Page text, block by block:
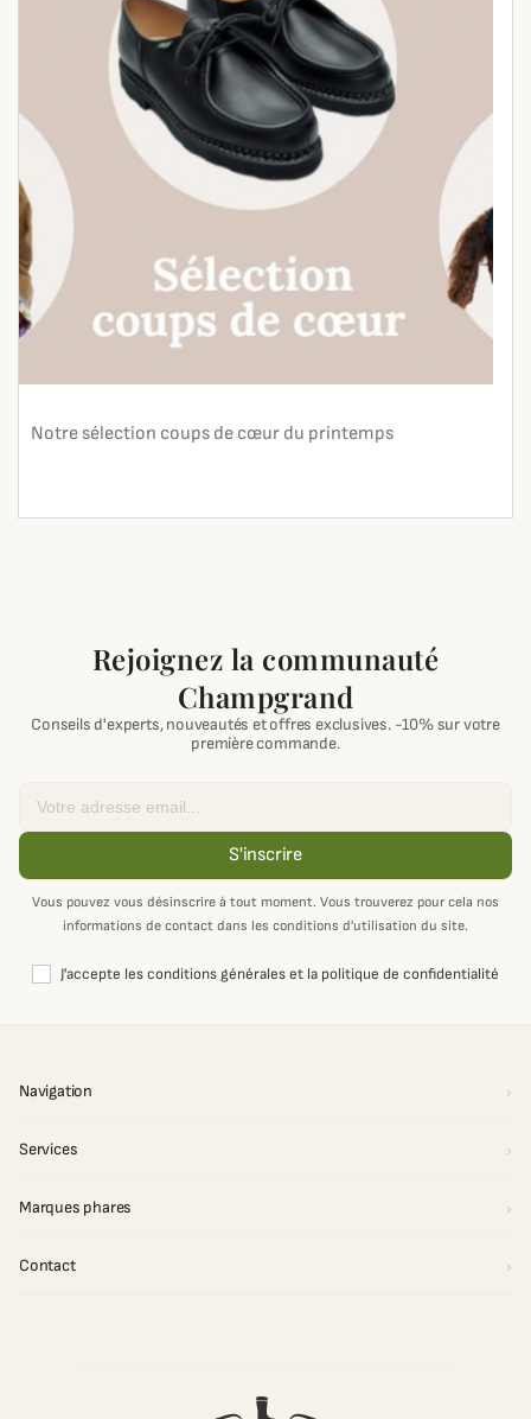
Notre sélection coups de cœur du printemps
Rejoignez la communauté
Champgrand
Conseils d'experts, nouveautés et offres exclusives. -10% sur votre
première commande.
S'inscrire
Vous pouvez vous désinscrire à tout moment. Vous trouverez pour cela nos
informations de contact dans les conditions d'utilisation du site.
J'accepte les conditions générales et la politique de confidentialité
Navigation
Services
Marques phares
Contact